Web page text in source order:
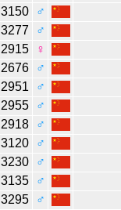
3150
♂
3277
♂
2915
♀
2676
♂
2951
♂
2955
♂
2918
♂
3120
♂
3230
♂
3135
♂
3295
♂